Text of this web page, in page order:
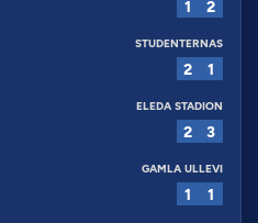
1 2
STUDENTERNAS
2 1
ELEDA STADION
2 3
GAMLA ULLEVI
1 1